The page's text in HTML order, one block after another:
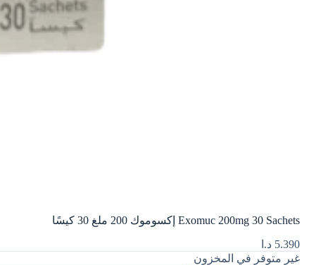
Exomuc 200mg 30 Sachets إكسوموك 200 ملغ 30 كيسًا
5.390 د.ا
غير متوفر في المخزون